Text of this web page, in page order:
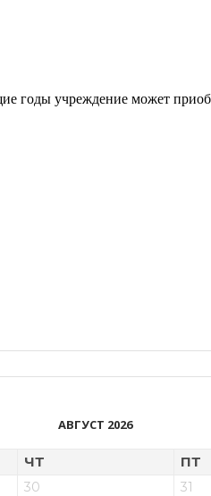
годы учреждение может
АВГУСТ 2026
ЧТ ПТ
30 31